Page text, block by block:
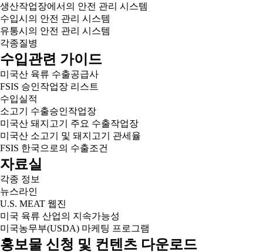
생산작업장에서의 안전 관리 시스템
수입시의 안전 관리 시스템
유통시의 안전 관리 시스템
각종질병
수입관련 가이드
미국산 육류 수출공급사
FSIS 승인작업장 리스트
수입실적
소고기 수출승인작업장
미국산 돼지고기 주요 수출작업장
미국산 소고기 및 돼지고기 관세율
FSIS 한국으로의 수출조건
자료실
각종 정보
뉴스라인
U.S. MEAT 웹진
미국 육류 산업의 지속가능성
미국농무부(USDA) 마케팅 프로그램
홍보물 신청 및 컨텐츠 다운로드